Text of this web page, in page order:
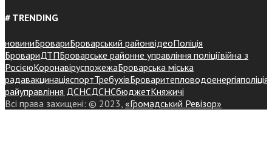
# TRENDING
новиниБровариБроварський районвідеоПоліція
БровариДТПБроварське районне управління поліціївійна з
РосієюКоронавіруспожежаБроварська міська
радавакцинаціяспортТребухівБроваритепловодоенергіяполіція
райуправління ДСНСДСНСбюджетКняжичі
Всі права захищені: © 2023, «Громадський Ревізор»